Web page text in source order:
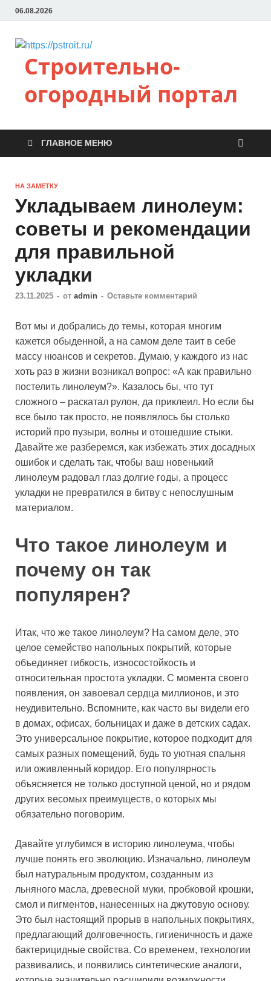
06.08.2026
Строительно-
огородный портал
ГЛАВНОЕ МЕНЮ
НА ЗАМЕТКУ
Укладываем линолеум:
советы и рекомендации
для правильной
укладки
23.11.2025 - от admin - Оставьте комментарий
Вот мы и добрались до темы, которая многим
кажется обыденной, а на самом деле таит в себе
массу нюансов и секретов. Думаю, у каждого из нас
хоть раз в жизни возникал вопрос: «А как правильно
постелить линолеум?». Казалось бы, что тут
сложного – раскатал рулон, да приклеил. Но если бы
все было так просто, не появлялось бы столько
историй про пузыри, волны и отошедшие стыки.
Давайте же разберемся, как избежать этих досадных
ошибок и сделать так, чтобы ваш новенький
линолеум радовал глаз долгие годы, а процесс
укладки не превратился в битву с непослушным
материалом.
Что такое линолеум и
почему он так
популярен?
Итак, что же такое линолеум? На самом деле, это
целое семейство напольных покрытий, которые
объединяет гибкость, износостойкость и
относительная простота укладки. С момента своего
появления, он завоевал сердца миллионов, и это
неудивительно. Вспомните, как часто вы видели его
в домах, офисах, больницах и даже в детских садах.
Это универсальное покрытие, которое подходит для
самых разных помещений, будь то уютная спальня
или оживленный коридор. Его популярность
объясняется не только доступной ценой, но и рядом
других весомых преимуществ, о которых мы
обязательно поговорим.
Давайте углубимся в историю линолеума, чтобы
лучше понять его эволюцию. Изначально, линолеум
был натуральным продуктом, созданным из
льняного масла, древесной муки, пробковой крошки,
смол и пигментов, нанесенных на джутовую основу.
Это был настоящий прорыв в напольных покрытиях,
предлагающий долговечность, гигиеничность и даже
бактерицидные свойства. Со временем, технологии
развивались, и появились синтетические аналоги,